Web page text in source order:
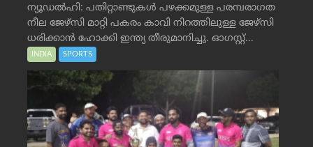
ന്യൂഡൽഹി: പതിറ്റാണ്ടുകൾ പഴക്കമുള്ള പരമ്പരാഗത
നീല ജേഴ്‌സി മാറ്റി പകരം കാവി നിറത്തിലുള്ള ജേഴ്‌സി
ധരിക്കാൻ ഹോക്കി ഇന്ത്യ തീരുമാനിച്ചു. ഓഗസ്റ്റ്...
INDIA SPORTS